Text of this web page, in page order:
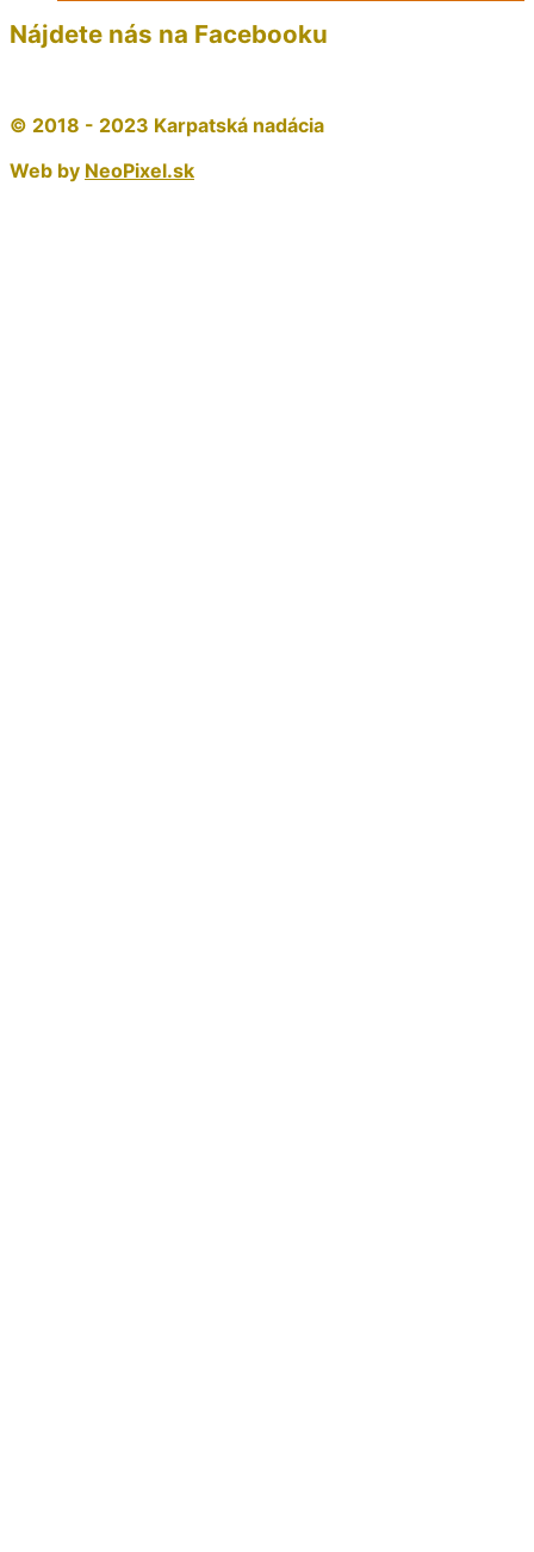
Nájdete nás na Facebooku
© 2018 - 2023 Karpatská nadácia
Web by NeoPixel.sk